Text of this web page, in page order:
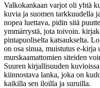
Valkokankaan varjot oli yhtä
kuvia ja suomen tarkkuudella
nopea luettava, pidin sitä
ymmärrystä, jota toivoin.
pintapuoliselta katsaukselta.
on osa sinua, muistutus e-kirja
murskaamattomien siteiden
Suuren kirjallisuuden
kiinnostava lanka, joka on
kaikilla sen iloilla ja suruilla.